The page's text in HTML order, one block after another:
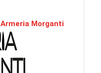
Armeria Morganti